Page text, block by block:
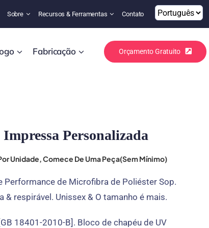
Sobre Recursos & Ferramentas Contato
Fabricação Orçamento Gratuito
Impressa Personalizada
Unidade, Comece De Uma Peça(Sem Mínimo)
Performance de Microfibra de Poliéster Sop.
respirável. Unissex & O tamanho é mais.
18401-2010-B]. Bloco de chapéu de UV